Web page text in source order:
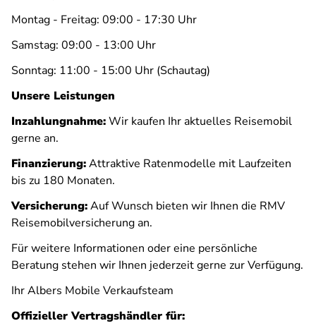
Montag - Freitag: 09:00 - 17:30 Uhr
Samstag: 09:00 - 13:00 Uhr
Sonntag: 11:00 - 15:00 Uhr (Schautag)
Unsere Leistungen
Inzahlungnahme:Wir kaufen Ihr aktuelles Reisemobil
gerne an.
Finanzierung:Attraktive Ratenmodelle mit Laufzeiten
bis zu 180 Monaten.
Versicherung:Auf Wunsch bieten wir Ihnen die RMV
Reisemobilversicherung an.
Für weitere Informationen oder eine persönliche
Beratung stehen wir Ihnen jederzeit gerne zur Verfügung.
Ihr Albers Mobile Verkaufsteam
Offizieller Vertragshändler für: